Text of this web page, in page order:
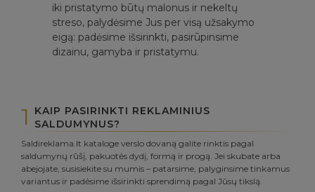
iki pristatymo būtų malonus ir nekeltų
streso, palydėsime Jus per visą užsakymo
eigą: padėsime išsirinkti, pasirūpinsime
dizainu, gamyba ir pristatymu.
1
KAIP PASIRINKTI REKLAMINIUS
SALDUMYNUS?
Saldireklama.lt kataloge verslo dovaną galite rinktis pagal
saldumynų rūšį, pakuotės dydį, formą ir progą. Jei skubate arba
abejojate, susisiekite su mumis – patarsime, palyginsime tinkamus
variantus ir padėsime išsirinkti sprendimą pagal Jūsų tikslą.